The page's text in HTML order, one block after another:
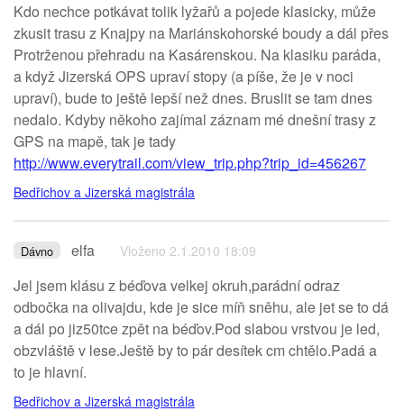
Kdo nechce potkávat tolik lyžařů a pojede klasicky, může
zkusit trasu z Knajpy na Mariánskohorské boudy a dál přes
Protrženou přehradu na Kasárenskou. Na klasiku paráda,
a když Jizerská OPS upraví stopy (a píše, že je v noci
upraví), bude to ještě lepší než dnes. Bruslit se tam dnes
nedalo. Kdyby někoho zajímal záznam mé dnešní trasy z
GPS na mapě, tak je tady
http://www.everytrail.com/view_trip.php?trip_id=456267
Bedřichov a Jizerská magistrála
Dávno elfa Vloženo 2.1.2010 18:09
Jel jsem klásu z béďova velkej okruh,parádní odraz
odbočka na olivajdu, kde je sice míň sněhu, ale jet se to dá
a dál po jiz50tce zpět na béďov.Pod slabou vrstvou je led,
obzvláště v lese.Ještě by to pár desítek cm chtělo.Padá a
to je hlavní.
Bedřichov a Jizerská magistrála